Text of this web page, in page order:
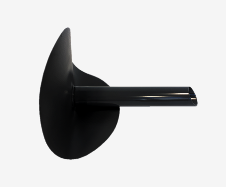
VOIR LE PRODUIT